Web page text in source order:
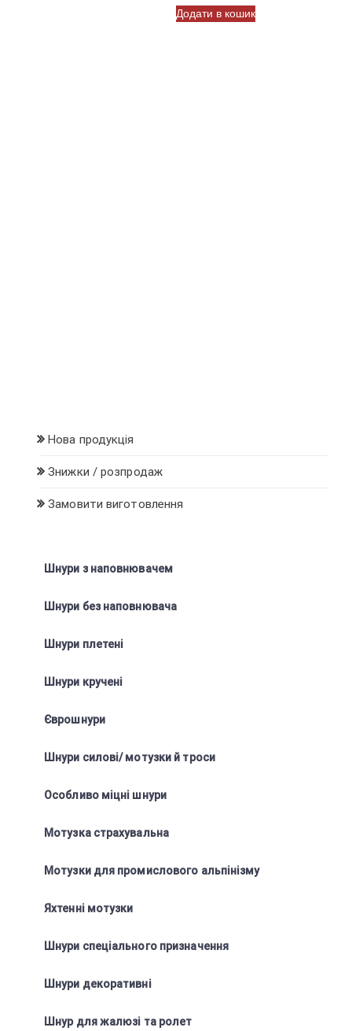
Додати в кошик
Нова продукція
Знижки / розпродаж
Замовити виготовлення
Шнури з наповнювачем
Шнури без наповнювача
Шнури плетені
Шнури кручені
Єврошнури
Шнури силові/ мотузки й троси
Особливо міцні шнури
Мотузка страхувальна
Мотузки для промислового альпінізму
Яхтенні мотузки
Шнури спеціального призначення
Шнури декоративні
Шнур для жалюзі та ролет